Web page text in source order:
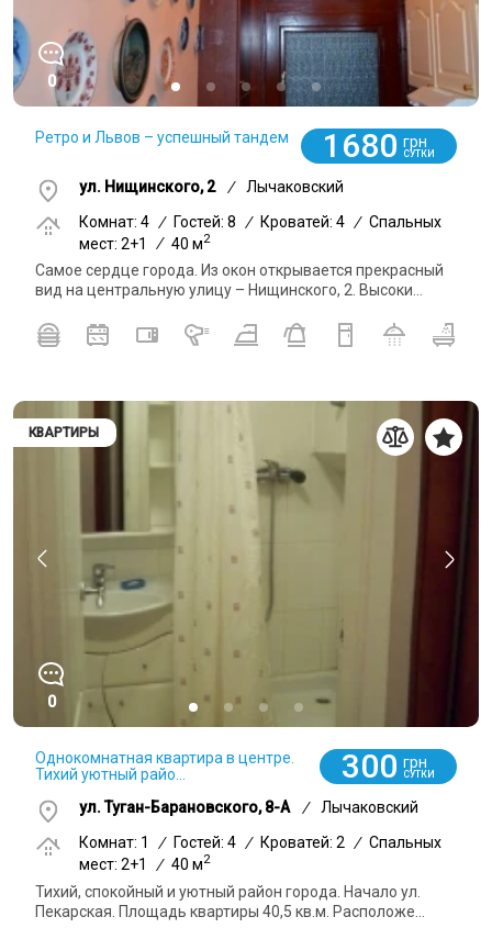
0
Ретро и Львов – успешный тандем 1680 грн
СУТКИ
ул. Нищинского, 2 /
Лычаковский
Комнат: 4 / Гостей: 8 / Кроватей: 4 / Спальных
мест: 2+1
/ 40 м2
Самое сердце города. Из окон открывается прекрасный
вид на центральную улицу – Нищинского, 2. Высоки...
КВАРТИРЫ
0
Однокомнатная квартира в центре.
Тихий уютный райо...
300 грн
СУТКИ
ул. Туган-Барановского, 8-А /
Лычаковский
Комнат: 1
/ Гостей: 4 / Кроватей: 2 / Спальных
мест: 2+1
/ 40 м2
Тихий, спокойный и уютный район города. Начало ул.
Пекарская. Площадь квартиры 40,5 кв.м. Расположе...